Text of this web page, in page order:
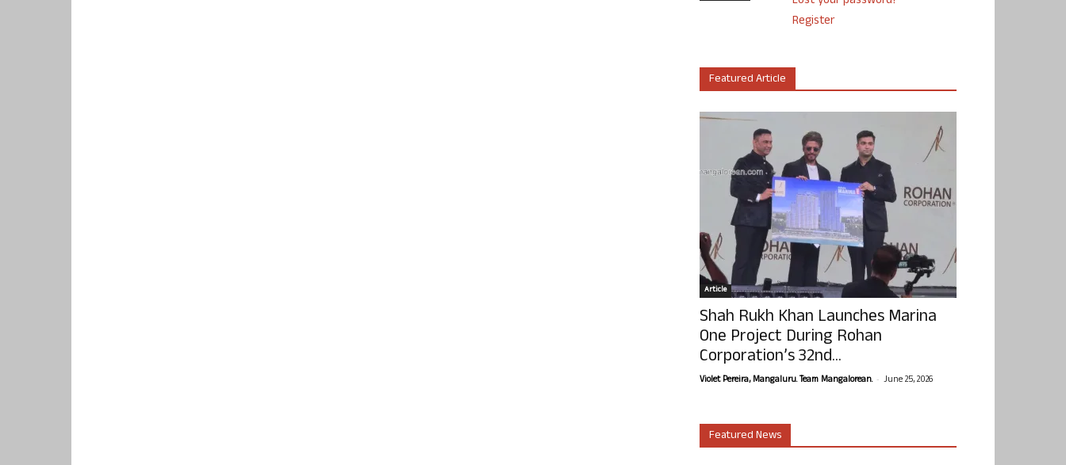
Register
Featured Article
Article
Shah Rukh Khan Launches Marina
One Project During Rohan
Corporation’s 32nd...
Violet Pereira, Mangaluru. Team Mangalorean. - June 25, 2026
Featured News